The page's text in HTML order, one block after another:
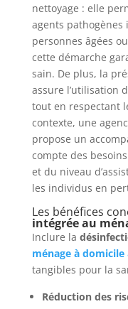
nettoyage : elle
agents pathogènes
personnes âgées
cette démarche
sain. De plus, la
assure l’utilisation
tout en respectant
contexte, une
propose un
compte des
et du niveau
les individus en
Les bénéfices
intégrée au
Inclure la
ménage à domicile
tangibles pour la
Réduction des